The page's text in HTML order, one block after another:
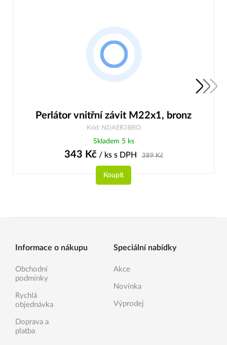
Perlátor vnitřní závit M22x1, bronz
Kód: NDAER3BRO
Skladem 5 ks
343 Kč/ ks s DPH 389Kč
Koupit
Informace o nákupu
Obchodní
podmínky
Rychlá
objednávka
Doprava a
platba
Speciální nabídky
Akce
Novinka
Výprodej